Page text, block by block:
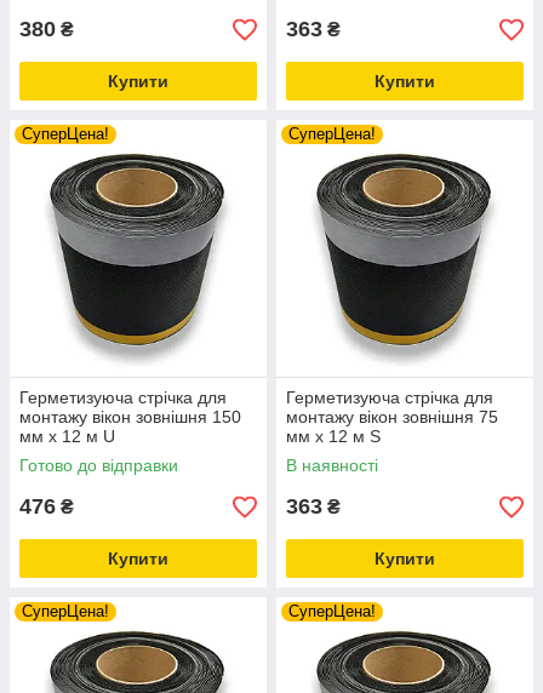
380 ₴
Купити
363 ₴
Купити
СуперЦена!
Герметизуюча стрічка для
монтажу вікон зовнішня 150
мм х 12 м U
Готово до відправки
476 ₴
Купити
СуперЦена!
Герметизуюча стрічка для
монтажу вікон зовнішня 75
мм х 12 м S
В наявності
363 ₴
Купити
СуперЦена! СуперЦена!